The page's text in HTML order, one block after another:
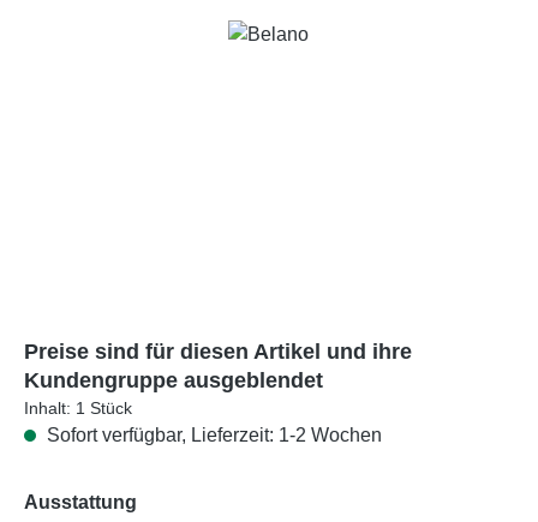
Bildergalerie überspringen
Preise sind für diesen Artikel und ihre
Kundengruppe ausgeblendet
Inhalt: 1 Stück
Sofort verfügbar, Lieferzeit: 1-2 Wochen
Ausstattung